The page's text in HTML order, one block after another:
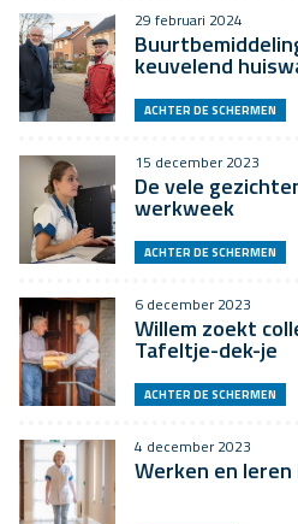
29 februari 2024
keuvelend
ACHTER DE SCHERMEN
15 december 2023
De vele
werkweek
ACHTER DE SCHERMEN
6 december 2023
Willem zoekt
Tafeltje-dek-je
ACHTER DE SCHERMEN
4 december 2023
Werken en